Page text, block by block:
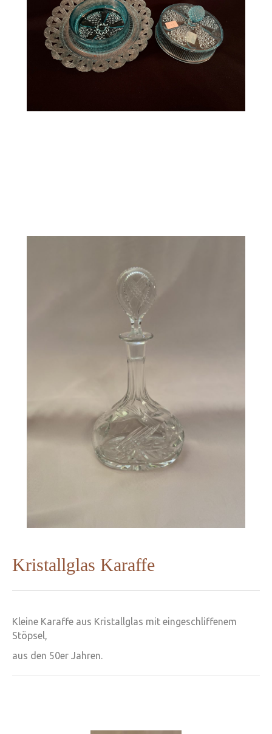
Kristallglas Karaffe
Kleine Karaffe aus Kristallglas mit eingeschliffenem
Stöpsel,
aus den 50er Jahren.